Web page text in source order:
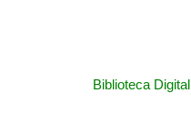
Biblioteca